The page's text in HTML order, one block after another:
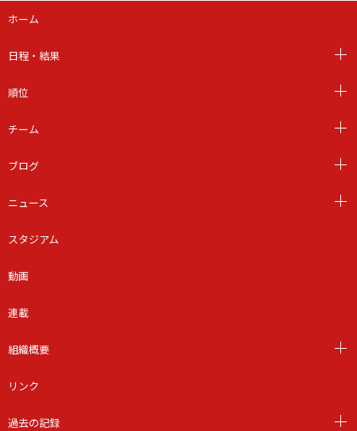
ホーム
日程・結果
順位
チーム
ブログ
ニュース
スタジアム
動画
連載
組織概要
リンク
過去の記録